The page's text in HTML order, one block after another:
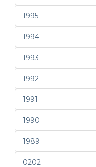
1995
1994
1993
1992
1991
1990
1989
0202